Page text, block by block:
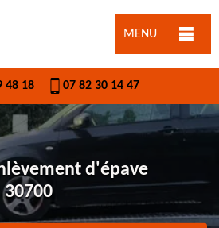
MENU
48 18 07 82 30 14 47
d'épave
30700